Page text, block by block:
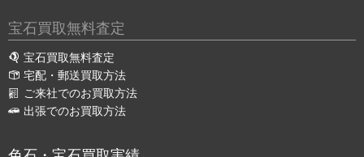
宝石買取無料査定
宝石買取無料査定
宅配・郵送買取方法
ご来社でのお買取方法
出張でのお買取方法